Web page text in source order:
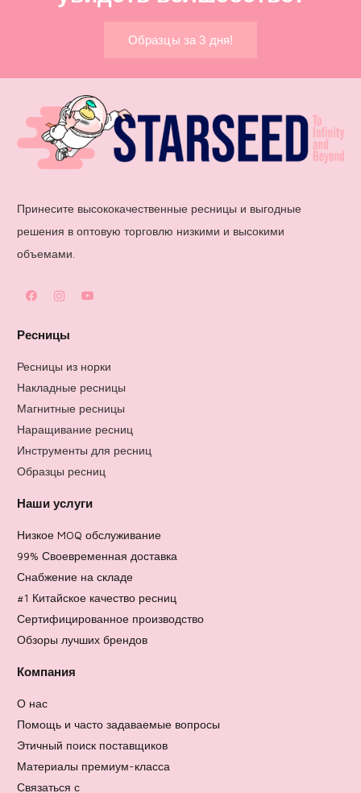
Образцы за 3 дня!
Принесите высококачественные ресницы и выгодные
решения в оптовую торговлю низкими и высокими
объемами.
Ресницы
Ресницы из норки
Накладные ресницы
Магнитные ресницы
Наращивание ресниц
Инструменты для ресниц
Образцы ресниц
Наши услуги
Низкое MOQ обслуживание
99% Своевременная доставка
Снабжение на складе
#1 Китайское качество ресниц
Сертифицированное производство
Обзоры лучших брендов
Компания
О нас
Помощь и часто задаваемые вопросы
Этичный поиск поставщиков
Материалы премиум-класса
Связаться с